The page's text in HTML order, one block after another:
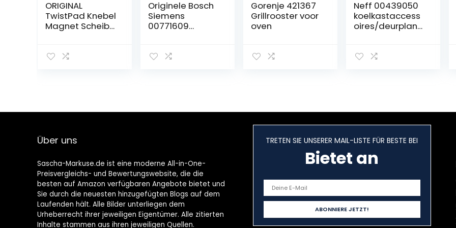
ORIGINAL
TwistPad Knebel
Magnet Scheibe
00636170
Originele Bosch
Siemens
00771609
mand mand
Gorenje 421367
Grillrooster voor
oven
Neff 00439050
koelkastaccess
oires/deurplank
flessenrek
Über uns
Sascha-Markuse.de ist eine moderne All-in-One-
Preisvergleichs- und Bewertungswebsite, die die
besten auf Amazon verfügbaren Angebote bietet und
Sie durch die neuesten hinzugefügten Blogs auf dem
Laufenden hält. Alle Bilder unterliegen dem
Urheberrecht ihrer jeweiligen Eigentümer. Alle zitierten
Inhalte stammen aus ihren jeweiligen Quellen.
TRETEN SIE UNSERER MAIL-LISTE FÜR BESTE BEI
Bietet an